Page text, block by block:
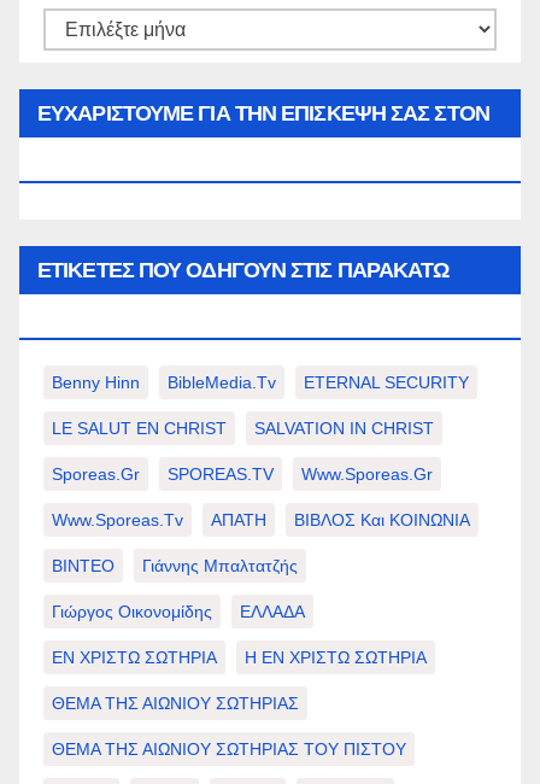
Αρθρα
ΕΥΧΑΡΙΣΤΟΥΜΕ ΓΙΑ ΤΗΝ ΕΠΙΣΚΕΨΗ ΣΑΣ ΣΤΟΝ
ΕΤΙΚΈΤΕΣ ΠΟΥ ΟΔΗΓΟΎΝ ΣΤΙΣ ΠΑΡΑΚΆΤΩ
Benny Hinn BibleMedia.tv ETERNAL SECURITY
LE SALUT EN CHRIST SALVATION IN CHRIST
Sporeas.gr SPOREAS.TV Www.sporeas.gr
Www.sporeas.tv ΑΠΑΤΗ ΒΙΒΛΟΣ Και ΚΟΙΝΩΝΙΑ
ΒΙΝΤΕΟ Γιάννης Μπαλτατζής
Γιώργος Οικονομίδης ΕΛΛΑΔΑ
ΕΝ ΧΡΙΣΤΩ ΣΩΤΗΡΙΑ Η ΕΝ ΧΡΙΣΤΩ ΣΩΤΗΡΙΑ
ΘΕΜΑ ΤΗΣ ΑΙΩΝΙΟΥ ΣΩΤΗΡΙΑΣ
ΘΕΜΑ ΤΗΣ ΑΙΩΝΙΟΥ ΣΩΤΗΡΙΑΣ ΤΟΥ ΠΙΣΤΟΥ